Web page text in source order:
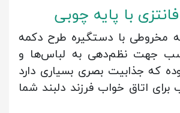
با پایه چوبی
مخروطی با دستگیره طرح دکمه
جهت نظم‌‌دهی به لباس‌ها و
که جذابیت بصری بسیاری دارد
اتاق خواب فرزند دلبند شما